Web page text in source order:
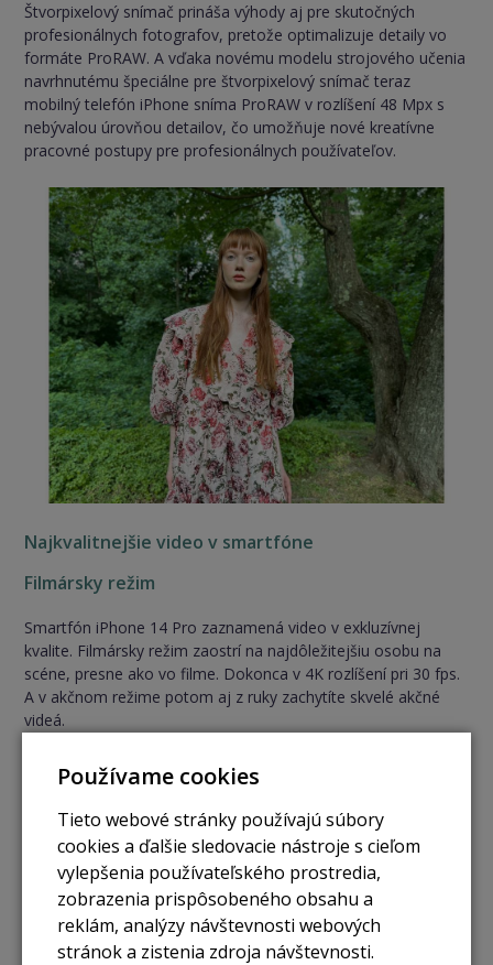
Štvorpixelový snímač prináša výhody aj pre skutočných
profesionálnych fotografov, pretože optimalizuje detaily vo
formáte ProRAW. A vďaka novému modelu strojového učenia
navrhnutému špeciálne pre štvorpixelový snímač teraz
mobilný telefón iPhone sníma ProRAW v rozlíšení 48 Mpx s
nebývalou úrovňou detailov, čo umožňuje nové kreatívne
pracovné postupy pre profesionálnych používateľov.
Najkvalitnejšie video v smartfóne
Filmársky režim
Smartfón iPhone 14 Pro zaznamená video v exkluzívnej
kvalite. Filmársky režim zaostrí na najdôležitejšiu osobu na
scéne, presne ako vo filme. Dokonca v 4K rozlíšení pri 30 fps.
A v akčnom režime potom aj z ruky zachytíte skvelé akčné
videá.
Používame cookies
Tieto webové stránky používajú súbory
cookies a ďalšie sledovacie nástroje s cieľom
vylepšenia používateľského prostredia,
zobrazenia prispôsobeného obsahu a
reklám, analýzy návštevnosti webových
stránok a zistenia zdroja návštevnosti.